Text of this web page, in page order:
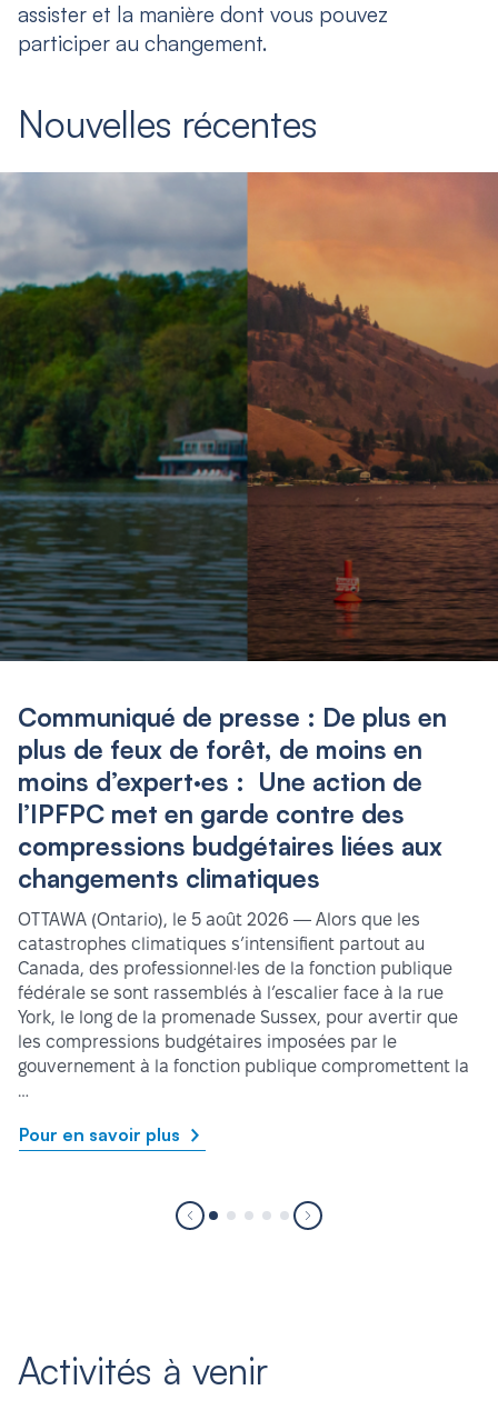
assister et la manière dont vous pouvez
participer au changement.
Nouvelles récentes
Communiqué de presse : De plus en
plus de feux de forêt, de moins en
moins d’expert·es : Une action de
l’IPFPC met en garde contre des
compressions budgétaires liées aux
changements climatiques
OTTAWA (Ontario), le 5 août 2026 — Alors que les
catastrophes climatiques s’intensifient partout au
Canada, des professionnel·les de la fonction publique
fédérale se sont rassemblés à l’escalier face à la rue
York, le long de la promenade Sussex, pour avertir que
les compressions budgétaires imposées par le
gouvernement à la fonction publique compromettent la
…
Pour en savoir plus
Activités à venir